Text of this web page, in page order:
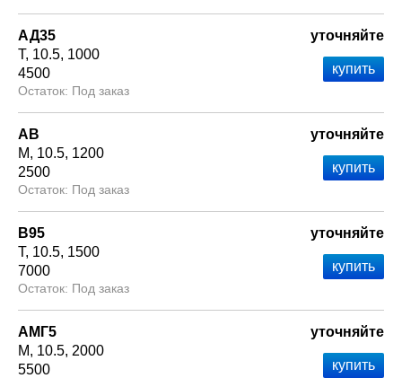
АД35
Т 10.5 1000
4500
Под заказ
уточняйте
АВ
М
10.5 1200
2500
Под заказ
уточняйте
В95
Т 10.5 1500
7000
Под заказ
уточняйте
АМГ5
М
10.5 2000
5500
уточняйте